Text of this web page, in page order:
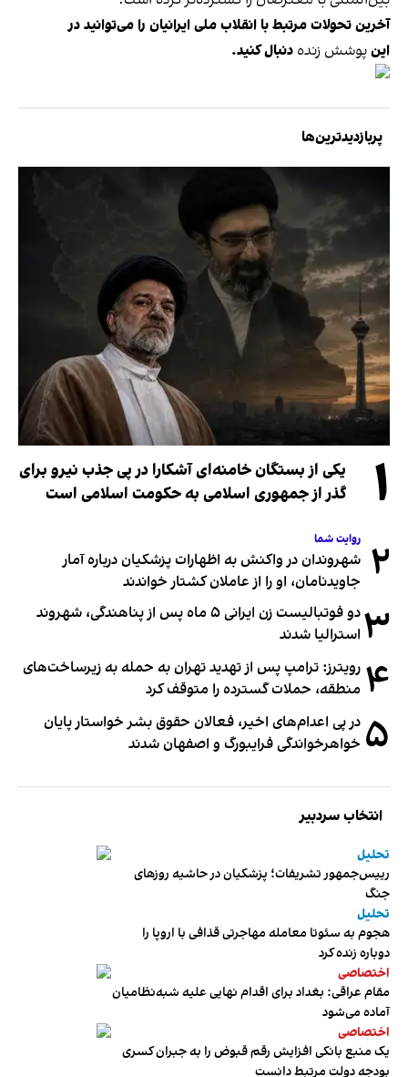
آخرین تحولات مرتبط با انقلاب ملی ایرانیان را می‌توانید در
اینپوشش زنده دنبال کنید.
پربازدیدترین‌ها
۱
یکی از بستگان خامنه‌ای آشکارا در پی جذب نیرو برای
گذر از جمهوری اسلامی به حکومت اسلامی است
۲ روایت شما
شهروندان در واکنش به اظهارات پزشکیان درباره آمار
جاویدنامان، او را از عاملان کشتار خواندند
۳
دو فوتبالیست زن ایرانی ۵ ماه پس از پناهندگی، شهروند
استرالیا شدند
۴ رویترز: ترامپ پس از تهدید تهران به حمله به زیرساخت‌های
منطقه، حملات گسترده را متوقف کرد
۵ در پی اعدام‌های اخیر، فعالان حقوق بشر خواستار پایان
خواهرخواندگی فرایبورگ و اصفهان شدند
انتخاب سردبیر
تحلیل
رییس‌جمهور تشریفات؛ پزشکیان در حاشیه روزهای
جنگ
تحلیل
هجوم به سئوتا معامله مهاجرتی قذافی با اروپا را
دوباره زنده کرد
اختصاصی
مقام عراقی: بغداد برای اقدام نهایی علیه شبه‌نظامیان
آماده می‌شود
اختصاصی
یک منبع بانکی افزایش رقم قبوض را به جبران کسری
بودجه دولت مرتبط دانست